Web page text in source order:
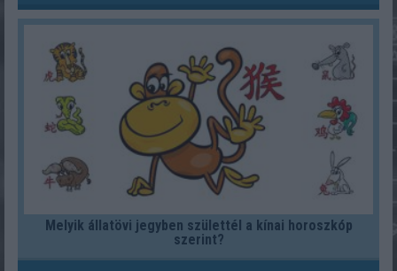
Melyik állatövi jegyben születtél a kínai horoszkóp
szerint?